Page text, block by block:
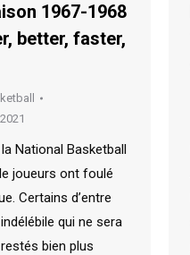
1967-1968
better, faster,
National Basketball
joueurs ont foulé
Certains d’entre
qui ne sera
bien plus